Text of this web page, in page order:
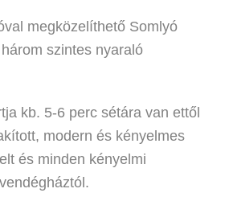
megközelíthető Somlyó
szintes nyaraló
kb. 5-6 perc sétára van ettől
modern és kényelmes
és minden kényelmi